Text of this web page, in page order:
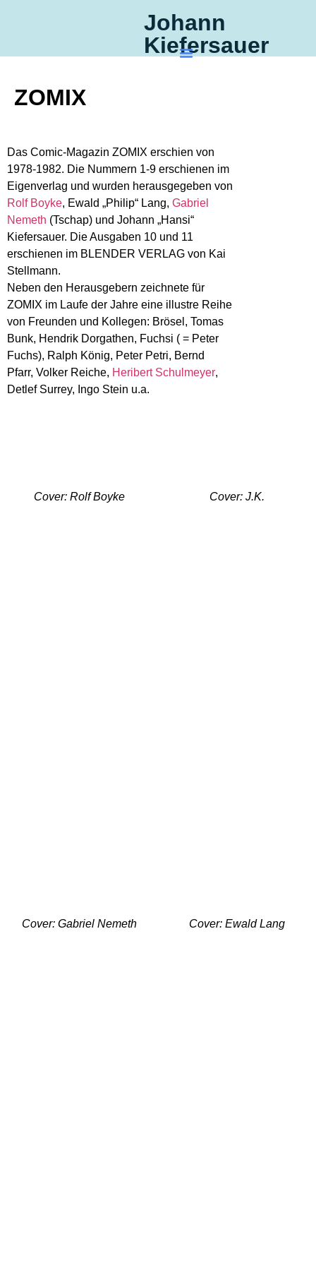
Johann
Kiefersauer
ZOMIX
Das Comic-Magazin ZOMIX erschien von
1978-1982. Die Nummern 1-9 erschienen im
Eigenverlag und wurden herausgegeben von
Rolf Boyke, Ewald „Philip“ Lang, Gabriel
Nemeth (Tschap) und Johann „Hansi“
Kiefersauer. Die Ausgaben 10 und 11
erschienen im BLENDER VERLAG von Kai
Stellmann.
Neben den Herausgebern zeichnete für
ZOMIX im Laufe der Jahre eine illustre Reihe
von Freunden und Kollegen: Brösel, Tomas
Bunk, Hendrik Dorgathen, Fuchsi ( = Peter
Fuchs), Ralph König, Peter Petri, Bernd
Pfarr, Volker Reiche, Heribert Schulmeyer,
Detlef Surrey, Ingo Stein u.a.
Cover: Rolf Boyke Cover: J.K.
Cover: Gabriel Nemeth Cover: Ewald Lang